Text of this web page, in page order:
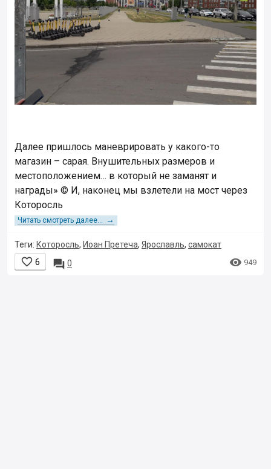
Далее пришлось маневрировать у какого-то
магазин – сарая. Внушительных размеров и
местоположением… в который не заманят и
награды» © И, наконец мы взлетели на мост через
Которосль
Читать смотреть далее... →
Теги: Которосль, Иоан Претеча, Ярославль, самокат
 6  0  949